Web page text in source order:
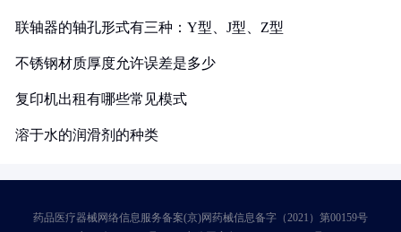
联轴器的轴孔形式有三种：Y型、J型、Z型
不锈钢材质厚度允许误差是多少
复印机出租有哪些常见模式
溶于水的润滑剂的种类
药品医疗器械网络信息服务备案(京)网药械信息备字（2021）第00159号